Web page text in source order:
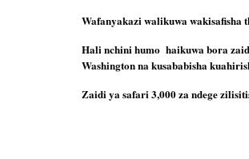
Wafanyakazi walikuwa wakisafisha
Hali nchini humo  haikuwa bora
Washington na kusababisha
Zaidi ya safari 3,000 za ndege